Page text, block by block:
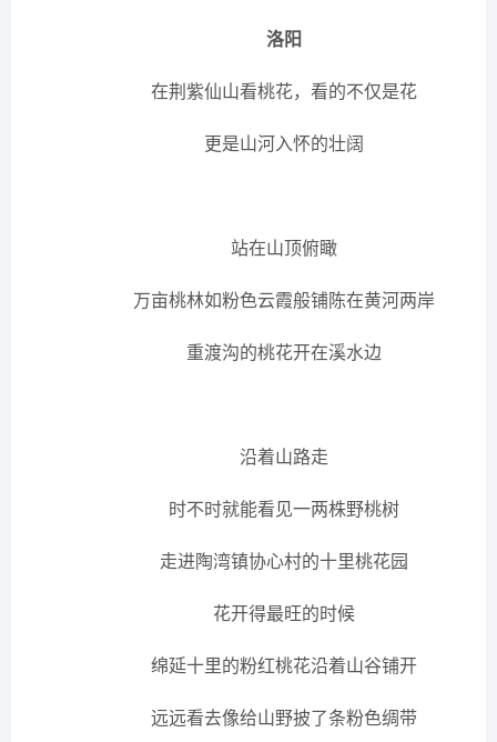
洛阳
在荆紫仙山看桃花，看的不仅是花
更是山河入怀的壮阔
站在山顶俯瞰
万亩桃林如粉色云霞般铺陈在黄河两岸
重渡沟的桃花开在溪水边
沿着山路走
时不时就能看见一两株野桃树
走进陶湾镇协心村的十里桃花园
花开得最旺的时候
绵延十里的粉红桃花沿着山谷铺开
远远看去像给山野披了条粉色绸带